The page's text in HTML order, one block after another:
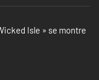
Isle » se montre